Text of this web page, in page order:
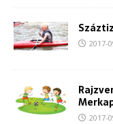
2017-
2017-